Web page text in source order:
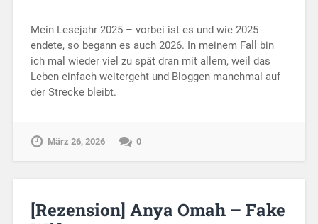
Mein Lesejahr 2025 – vorbei ist es und wie 2025
endete, so begann es auch 2026. In meinem Fall bin
ich mal wieder viel zu spät dran mit allem, weil das
Leben einfach weitergeht und Bloggen manchmal auf
der Strecke bleibt.
März 26, 2026 0
[Rezension] Anya Omah – Fake